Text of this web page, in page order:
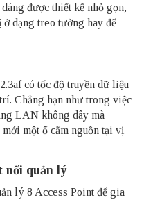
được thiết kế nhỏ gọn,
dạng treo tường hay để
có tốc độ truyền dữ liệu
Chẳng hạn như trong việc
LAN không dây mà
mới một ổ cắm nguồn tại vị
quản lý
lý 8 Access Point để gia